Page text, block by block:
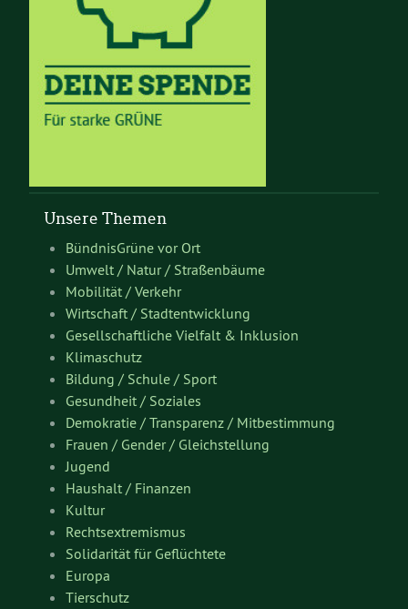
Unsere Themen
BündnisGrüne vor Ort
Umwelt / Natur / Straßenbäume
Mobilität / Verkehr
Wirtschaft / Stadtentwicklung
Gesellschaftliche Vielfalt & Inklusion
Klimaschutz
Bildung / Schule / Sport
Gesundheit / Soziales
Demokratie / Transparenz / Mitbestimmung
Frauen / Gender / Gleichstellung
Jugend
Haushalt / Finanzen
Kultur
Rechtsextremismus
Solidarität für Geflüchtete
Europa
Tierschutz